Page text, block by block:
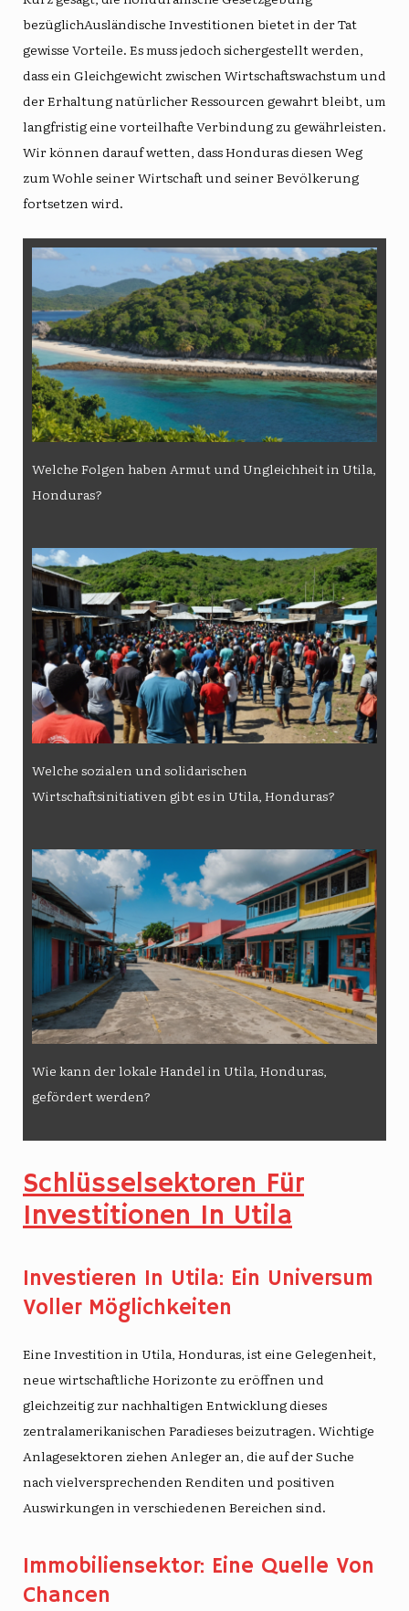
bezüglichAusländische Investitionen bietet in der Tat
gewisse Vorteile. Es muss jedoch sichergestellt werden,
dass ein Gleichgewicht zwischen Wirtschaftswachstum und
der Erhaltung natürlicher Ressourcen gewahrt bleibt, um
langfristig eine vorteilhafte Verbindung zu gewährleisten.
Wir können darauf wetten, dass Honduras diesen Weg
zum Wohle seiner Wirtschaft und seiner Bevölkerung
fortsetzen wird.
Welche Folgen haben Armut und Ungleichheit in Utila,
Honduras?
Welche sozialen und solidarischen
Wirtschaftsinitiativen gibt es in Utila, Honduras?
Wie kann der lokale Handel in Utila, Honduras,
gefördert werden?
Schlüsselsektoren Für
Investitionen In Utila
Investieren In Utila: Ein Universum
Voller Möglichkeiten
Eine Investition in Utila, Honduras, ist eine Gelegenheit,
neue wirtschaftliche Horizonte zu eröffnen und
gleichzeitig zur nachhaltigen Entwicklung dieses
zentralamerikanischen Paradieses beizutragen. Wichtige
Anlagesektoren ziehen Anleger an, die auf der Suche
nach vielversprechenden Renditen und positiven
Auswirkungen in verschiedenen Bereichen sind.
Immobiliensektor: Eine Quelle Von
Chancen